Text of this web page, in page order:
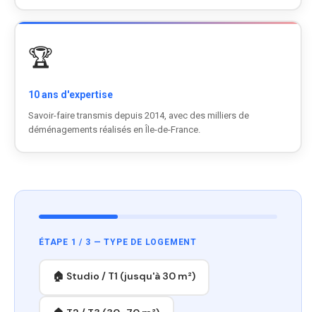
🏆
10 ans d'expertise
Savoir-faire transmis depuis 2014, avec des milliers de
déménagements réalisés en Île-de-France.
ÉTAPE 1 / 3 — TYPE DE LOGEMENT
🏠 Studio / T1 (jusqu'à 30 m²)